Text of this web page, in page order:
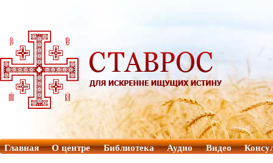
Главная О центре Библиотека Аудио Видео